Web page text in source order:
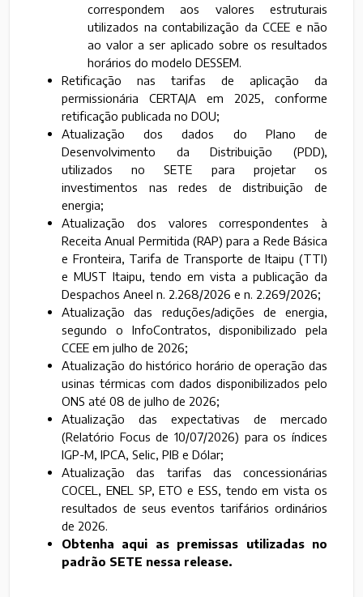
correspondem aos valores estruturais
utilizados na contabilização da CCEE e não
ao valor a ser aplicado sobre os resultados
horários do modelo DESSEM.
Retificação nas tarifas de aplicação da
permissionária CERTAJA em 2025, conforme
retificação publicada no DOU;
Atualização dos dados do Plano de
Desenvolvimento da Distribuição (PDD),
utilizados no SETE para projetar os
investimentos nas redes de distribuição de
energia;
Atualização dos valores correspondentes à
Receita Anual Permitida (RAP) para a Rede Básica
e Fronteira, Tarifa de Transporte de Itaipu (TTI)
e MUST Itaipu, tendo em vista a publicação da
Despachos Aneel n. 2.268/2026 e n. 2.269/2026;
Atualização das reduções/adições de energia,
segundo o InfoContratos, disponibilizado pela
CCEE em julho de 2026;
Atualização do histórico horário de operação das
usinas térmicas com dados disponibilizados pelo
ONS até 08 de julho de 2026;
Atualização das expectativas de mercado
(Relatório Focus de 10/07/2026) para os índices
IGP-M, IPCA, Selic, PIB e Dólar;
Atualização das tarifas das concessionárias
COCEL, ENEL SP, ETO e ESS, tendo em vista os
resultados de seus eventos tarifários ordinários
de 2026.
Obtenha aqui as premissas utilizadas no
padrão SETE nessa release.